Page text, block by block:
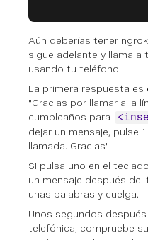
Aún deberías tener
sigue adelante y llama a
usando tu teléfono.
La primera respuesta es
"Gracias por llamar a la
cumpleaños para
dejar un mensaje, pulse
llamada. Gracias".
Si pulsa uno en el
un mensaje después
unas palabras y cuelga.
Unos segundos
telefónica, compruebe su